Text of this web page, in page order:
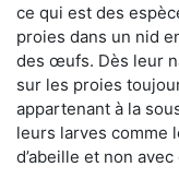
ce qui est des
proies dans un nid
des œufs. Dès leur
sur les proies
appartenant à la
leurs larves comme
d’abeille et non